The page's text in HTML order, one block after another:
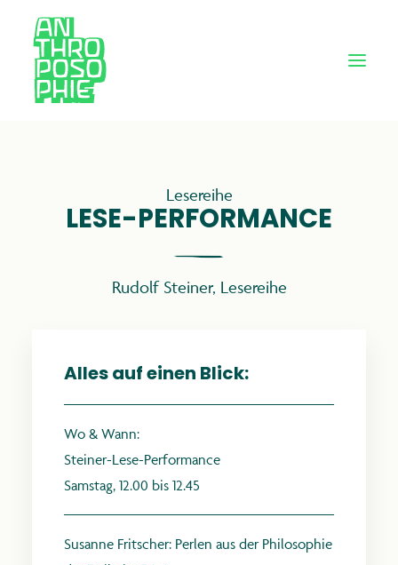
Lesereihe
LESE-PERFORMANCE
Rudolf Steiner, Lesereihe
Alles auf einen Blick:
Wo & Wann:
Steiner-Lese-Performance
Samstag, 12.00 bis 12.45
Susanne Fritscher: Perlen aus der Philosophie